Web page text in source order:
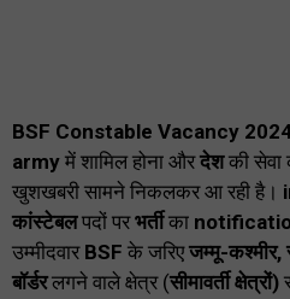
BSF Constable Vacancy
army में शामिल होना औरदेशकी सेवा
खुशखबरी सामने निकलकर आ रही है।
कांस्टेबलपदों परभर्तीका
उम्मीदवार BSF के जरिएजम्मू-कश्मीर,
बॉर्डरलगने वाले क्षेत्र (सीमावर्ती क्षेत्रों)